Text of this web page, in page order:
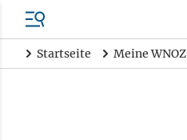
Startseite Meine WNOZ